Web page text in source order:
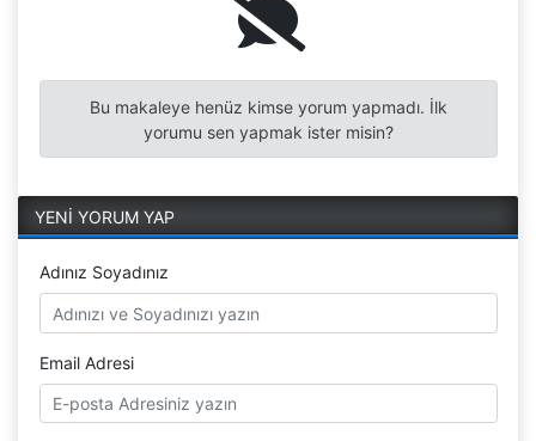
Bu makaleye henüz kimse yorum yapmadı. İlk
yorumu sen yapmak ister misin?
YENİ YORUM YAP
Adınız Soyadınız
Email Adresi